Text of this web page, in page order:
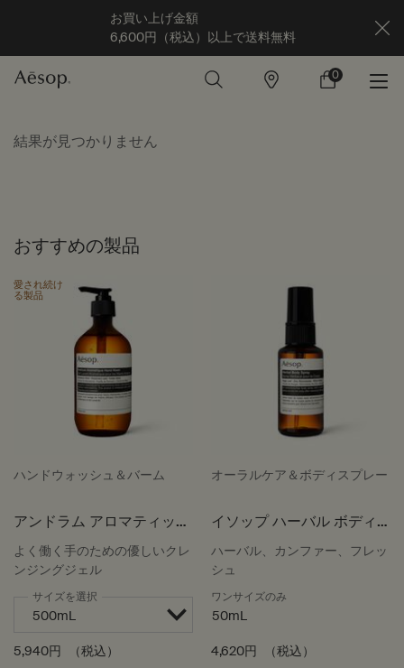
お買い上げ金額
6,600円（税込）以上で送料無料
店
カ
0
0 カート内の製
結果が見つかりません
おすすめの製品
愛され続け
る製品
ハンドウォッシュ＆バーム
アンドラム アロマティック
ハンドウォッシュ
よく働く手のための優しいクレ
ンジングジェル
サイズを選択
5,940円 （税込）
オーラルケア＆ボディスプレー
イソップ ハーバル ボディ
スプレー
ハーバル、カンファー、フレッ
シュ
ワンサイズのみ
50mL
4,620円 （税込）